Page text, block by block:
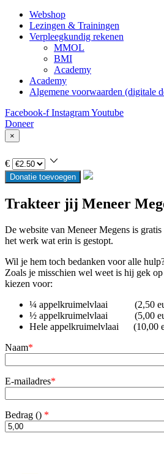
Webshop
Lezingen & Trainingen
Verpleegkundig rekenen
MMOL
BMI
Academy
Academy
Algemene voorwaarden (digitale
Facebook-f InstagramYoutube
Doneer
×
€
Donatie toevoegen
Trakteer jij Meneer
De website van Meneer Megens is
het werk wat erin is gestopt.
Wil je hem toch bedanken voor alle
Zoals je misschien wel weet is hij gek
kiezen voor:
¼ appelkruimelvlaai (2,50
½ appelkruimelvlaai (5,00
Hele appelkruimelvlaai (10,00
Naam*
E-mailadres*
Bedrag () *